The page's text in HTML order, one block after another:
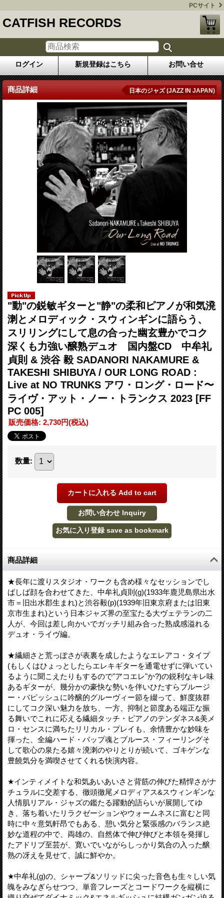
PCサイト
CATFISH RECORDS
ログイン 新規登録はこちら お問い合せ
商品詳細 日本のジャズ (JAZZ IN JAPAN)
"動"の鋭敏ギターと"静"の柔和ピアノが和気溌
溂とメロディック・スウィンギンに語らう、
スリリングにして息の合った幽玄豊かでコク
深くも力強い醸熟デュオ 国内盤CD 中牟礼
貞則 & 渋谷 毅 SADANORI NAKAMURE &
TAKESHI SHIBUYA / OUR LONG ROAD :
Live at NO TRUNKS アワ・ロング・ロード〜
ライヴ・アット・ノー・トランクス 2023 [FF
PC 005]
販売価格: 2,730円(税込)
数量:
商品詳細
★長年に渡りスタジオ・ワークも含め様々なセッションでし
ばしば顔を合わせてきた、中牟礼貞則(g)(1933年鹿児島県出水
市＝旧出水郡生まれ)と渋谷毅(p)(1939年旧東京府または旧東
京市生まれ)という日本ジャズ界の至宝たる大ヴェテランの二
人が、今回は差し向かいでガッチリ組み合った熟成感溢れる
デュオ・ライヴ編。
★繊細さと荒っぽさが表裏を成したようなエレアコ・タイプ
(もしくはひょっとしたらエレキギターを通電せずに弾いてい
るように聞こえたりもするので"アコエレ"か?)の鋭利なキレ味
あるギターが、幾分かの豪快な勢いを伴いひたすらブルージ
ー・バピッシュに吟醸的グルーヴィー節を綴って、鮮度抜群
にしてコク深い魅力を放ち、一方、抑制と節度ある端正な振
る舞いでこれに応える繊細タッチ・ピアノのテンダネス&美メ
ロ・センスに満ちたリリカル・プレイも、余情豊かな妙味を
揮った、全編ハード・バップ魂とブルース・フィーリングそ
して歌心の泉たる嬉々溌溂のやりとりが続いて、ゴキゲンな
豊饒気分を満喫させてくれる快演内容。
★インティメイトな和気あいあいさと背筋の伸びた精悍さがナ
チュラルに交差する、徹頭徹尾メロディアス&スウィンギンな
人情肌リアル・ジャズの鑑たる躍動的語らいが展開してゆ
き、落ち着いたリラクゼーションやウォームネスに富むと同
時に中々意気軒昂でもある、憩い気分と緊張感のバランス絶
妙な道程の中で、両雄の、自然体で伸び伸びと本領を発揮し
たアドリブ至芸が、寛いでいながらしっかり気合の入った醸
熟の冴えを見せて、誠に鮮やか。
★中牟礼(g)の、シャープ&ソリッドに尖った音色も生々しい気
魄をみなぎらせつつ、単音フレーズとコードワークを縦横に